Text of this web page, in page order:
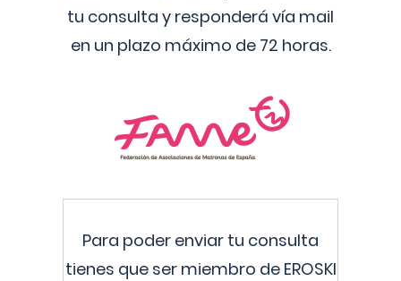
tu consulta y responderá vía mail
en un plazo máximo de 72 horas.
Para poder enviar tu consulta
tienes que ser miembro de EROSKI